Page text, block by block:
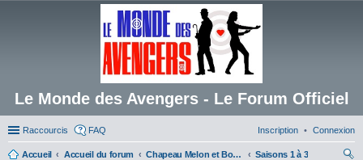
Le Monde des Avengers - Le Forum Officiel
Raccourcis FAQ Connexion
Inscription
Accueil Accueil du forum Chapeau Melon et Bottes de Cuir
Saisons 1 à 3